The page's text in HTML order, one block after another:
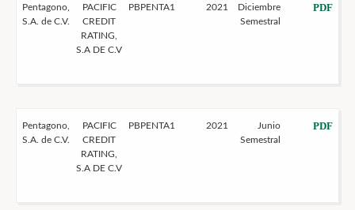
Pentagono,
S.A. de C.V.
PACIFIC
CREDIT
RATING,
S.A DE C.V
PBPENTA1 2021
Diciembre
Semestral
PDF
Pentagono,
S.A. de C.V.
PACIFIC
CREDIT
RATING,
S.A DE C.V
PBPENTA1 2021
Junio
Semestral
PDF